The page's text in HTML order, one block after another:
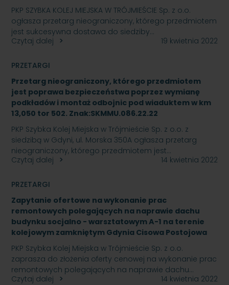
PKP SZYBKA KOLEJ MIEJSKA W TRÓJMIEŚCIE Sp. z o.o.
ogłasza przetarg nieograniczony, którego przedmiotem
jest sukcesywna dostawa do siedziby…
Czytaj dalej
19 kwietnia 2022
PRZETARGI
Przetarg nieograniczony, którego przedmiotem
jest poprawa bezpieczeństwa poprzez wymianę
podkładów i montaż odbojnic pod wiaduktem w km
13,050 tor 502. Znak:SKMMU.086.22.22
PKP Szybka Kolej Miejska w Trójmieście Sp. z o.o. z
siedzibą w Gdyni, ul. Morska 350A ogłasza przetarg
nieograniczony, którego przedmiotem jest…
Czytaj dalej
14 kwietnia 2022
PRZETARGI
Zapytanie ofertowe na wykonanie prac
remontowych polegających na naprawie dachu
budynku socjalno - warsztatowym A-1 na terenie
kolejowym zamkniętym Gdynia Cisowa Postojowa
PKP Szybka Kolej Miejska w Trójmieście Sp. z o.o.
zaprasza do złożenia oferty cenowej na wykonanie prac
remontowych polegających na naprawie dachu…
Czytaj dalej
14 kwietnia 2022